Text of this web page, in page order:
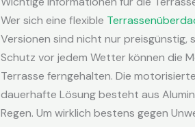
Wer sich eine flexible
Versionen sind nicht nur preisgünstig,
Schutz vor jedem Wetter können die
Terrasse ferngehalten. Die
dauerhafte Lösung besteht aus
Regen. Um wirklich bestens gegen